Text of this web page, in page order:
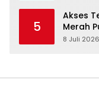
5
Akses
Merah
Berdiri
8 Juli 2026